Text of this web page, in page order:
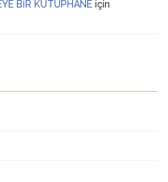
BİR KÜTÜPHANE için